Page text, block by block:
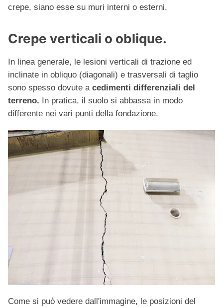
crepe, siano esse su muri interni o esterni.
Crepe verticali o oblique.
In linea generale, le lesioni verticali di trazione ed
inclinate in obliquo (diagonali) e trasversali di taglio
sono spesso dovute a cedimenti differenziali del
terreno. In pratica, il suolo si abbassa in modo
differente nei vari punti della fondazione.
Come si può vedere dall'immagine, le posizioni del